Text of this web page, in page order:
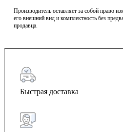
Производитель оставляет за собой право
его внешний вид и комплектность без
продавца.
Быстрая доставка